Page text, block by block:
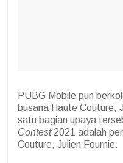
PUBG Mobile pun
busana Haute Couture,
satu bagian upaya
Contest 2021 adalah
Couture, Julien Fournie.